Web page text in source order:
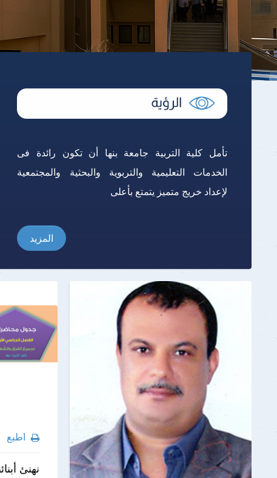
تأمل كلية التربية جامعة بنها أن تكون رائدة فى
الخدمات التعليمية والتربوية والبحثية والمجتمعية
لإعداد خريج متميز يتمتع بأعلى
المزيد
اطبع